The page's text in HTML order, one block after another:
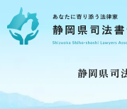
静岡県司